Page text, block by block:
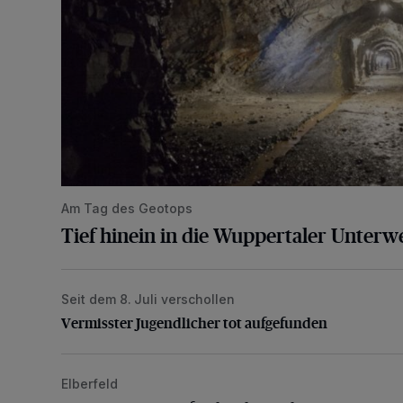
Am Tag des Geotops
Tief hinein in die Wuppertaler
Vermisster Jugendlicher tot aufgefunden
Seit dem 8. Juli verschollen
Vermisster Jugendlicher tot aufgefunden
Ein neuer Brunnen für die Alte Freiheit
Elberfeld